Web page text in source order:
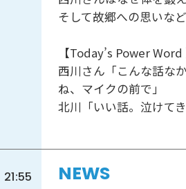
そして故郷への思いな
【Today’s Power Word
西川さん「こんな話な
ね、マイクの前で」
北川「いい話。泣けてき
21:55
NEWS